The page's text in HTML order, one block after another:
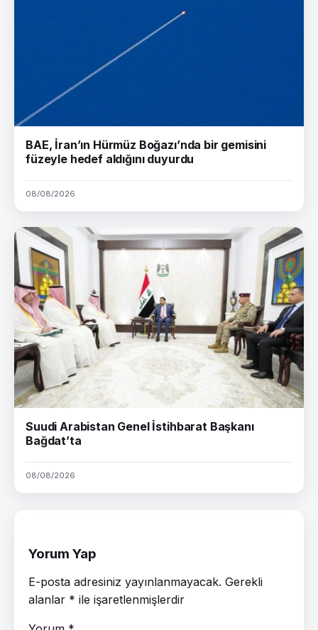
BAE, İran’ın Hürmüz Boğazı’nda bir gemisini
füzeyle hedef aldığını duyurdu
08/08/2026
Suudi Arabistan Genel İstihbarat Başkanı
Bağdat’ta
08/08/2026
Yorum Yap
E-posta adresiniz yayınlanmayacak. Gerekli
alanlar * ile işaretlenmişlerdir